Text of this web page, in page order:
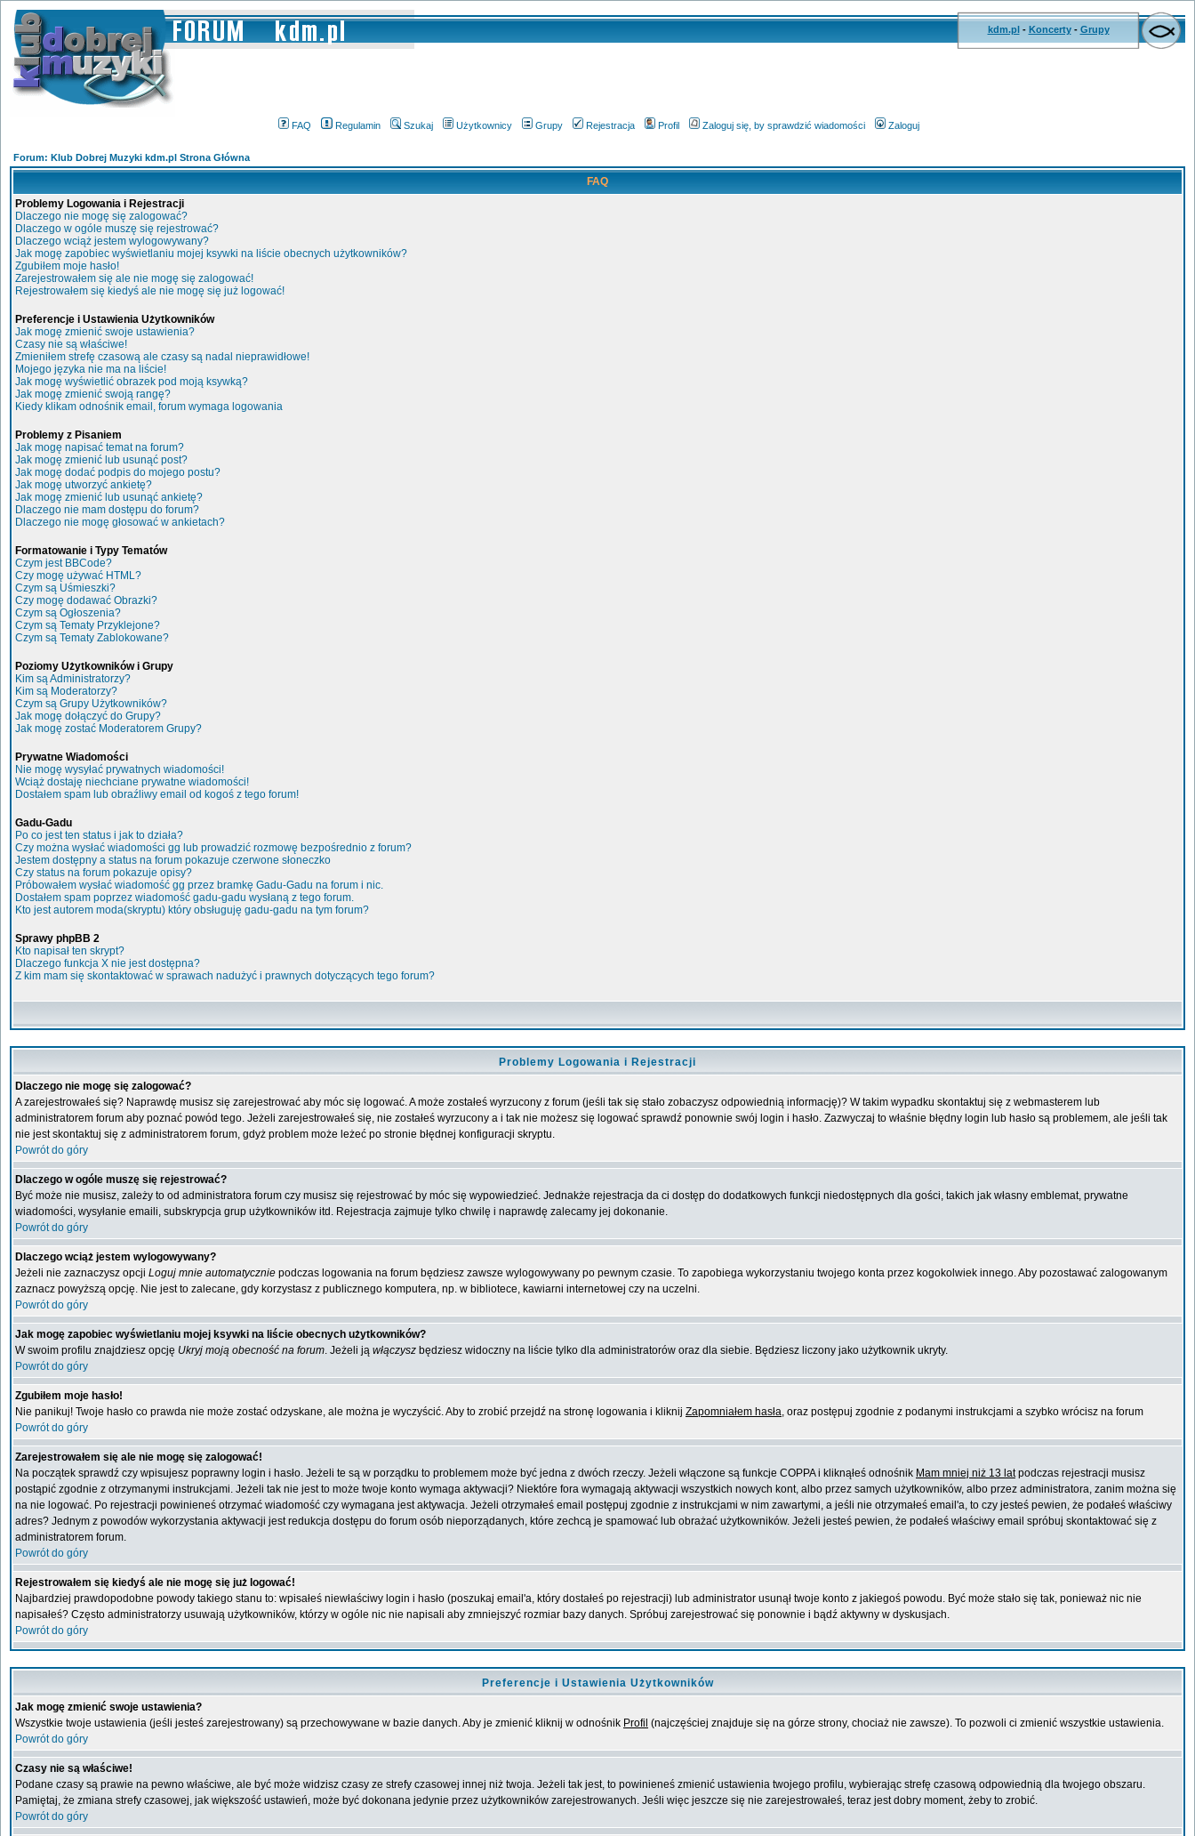
kdm.pl- Koncerty- Grupy
FAQ Regulamin Szukaj Użytkownicy Grupy Rejestracja Profil Zaloguj się, by sprawdzić wiadomości Zaloguj
Forum: Klub Dobrej Muzyki kdm.pl Strona Główna
FAQ
Problemy Logowania i Rejestracji
Dlaczego nie mogę się zalogować?
Dlaczego w ogóle muszę się rejestrować?
Dlaczego wciąż jestem wylogowywany?
Jak mogę zapobiec wyświetlaniu mojej ksywki na liście obecnych użytkowników?
Zgubiłem moje hasło!
Zarejestrowałem się ale nie mogę się zalogować!
Rejestrowałem się kiedyś ale nie mogę się już logować!
Preferencje i Ustawienia Użytkowników
Jak mogę zmienić swoje ustawienia?
Czasy nie są właściwe!
Zmieniłem strefę czasową ale czasy są nadal nieprawidłowe!
Mojego języka nie ma na liście!
Jak mogę wyświetlić obrazek pod moją ksywką?
Jak mogę zmienić swoją rangę?
Kiedy klikam odnośnik email, forum wymaga logowania
Problemy z Pisaniem
Jak mogę napisać temat na forum?
Jak mogę zmienić lub usunąć post?
Jak mogę dodać podpis do mojego postu?
Jak mogę utworzyć ankietę?
Jak mogę zmienić lub usunąć ankietę?
Dlaczego nie mam dostępu do forum?
Dlaczego nie mogę głosować w ankietach?
Formatowanie i Typy Tematów
Czym jest BBCode?
Czy mogę używać HTML?
Czym są Uśmieszki?
Czy mogę dodawać Obrazki?
Czym są Ogłoszenia?
Czym są Tematy Przyklejone?
Czym są Tematy Zablokowane?
Poziomy Użytkowników i Grupy
Kim są Administratorzy?
Kim są Moderatorzy?
Czym są Grupy Użytkowników?
Jak mogę dołączyć do Grupy?
Jak mogę zostać Moderatorem Grupy?
Prywatne Wiadomości
Nie mogę wysyłać prywatnych wiadomości!
Wciąż dostaję niechciane prywatne wiadomości!
Dostałem spam lub obraźliwy email od kogoś z tego forum!
Gadu-Gadu
Po co jest ten status i jak to działa?
Czy można wysłać wiadomości gg lub prowadzić rozmowę bezpośrednio z forum?
Jestem dostępny a status na forum pokazuje czerwone słoneczko
Czy status na forum pokazuje opisy?
Próbowałem wysłać wiadomość gg przez bramkę Gadu-Gadu na forum i nic.
Dostałem spam poprzez wiadomość gadu-gadu wysłaną z tego forum.
Kto jest autorem moda(skryptu) który obsługuję gadu-gadu na tym forum?
Sprawy phpBB 2
Kto napisał ten skrypt?
Dlaczego funkcja X nie jest dostępna?
Z kim mam się skontaktować w sprawach nadużyć i prawnych dotyczących tego forum?
Problemy Logowania i Rejestracji
Dlaczego nie mogę się zalogować?
A zarejestrowałeś się? Naprawdę musisz się zarejestrować aby móc się logować. A może zostałeś wyrzucony z forum (jeśli tak się stało zobaczysz odpowiednią informację)? W takim wypadku skontaktuj się z webmasterem lub
administratorem forum aby poznać powód tego. Jeżeli zarejestrowałeś się, nie zostałeś wyrzucony a i tak nie możesz się logować sprawdź ponownie swój login i hasło. Zazwyczaj to właśnie błędny login lub hasło są problemem, ale jeśli tak
nie jest skontaktuj się z administratorem forum, gdyż problem może leżeć po stronie błędnej konfiguracji skryptu.
Powrót do góry
Dlaczego w ogóle muszę się rejestrować?
Być może nie musisz, zależy to od administratora forum czy musisz się rejestrować by móc się wypowiedzieć. Jednakże rejestracja da ci dostęp do dodatkowych funkcji niedostępnych dla gości, takich jak własny emblemat, prywatne
wiadomości, wysyłanie emaili, subskrypcja grup użytkowników itd. Rejestracja zajmuje tylko chwilę i naprawdę zalecamy jej dokonanie.
Powrót do góry
Dlaczego wciąż jestem wylogowywany?
Jeżeli nie zaznaczysz opcji Loguj mnie automatycznie podczas logowania na forum będziesz zawsze wylogowywany po pewnym czasie. To zapobiega wykorzystaniu twojego konta przez kogokolwiek innego. Aby pozostawać zalogowanym
zaznacz powyższą opcję. Nie jest to zalecane, gdy korzystasz z publicznego komputera, np. w bibliotece, kawiarni internetowej czy na uczelni.
Powrót do góry
Jak mogę zapobiec wyświetlaniu mojej ksywki na liście obecnych użytkowników?
W swoim profilu znajdziesz opcję Ukryj moją obecność na forum. Jeżeli ją włączysz będziesz widoczny na liście tylko dla administratorów oraz dla siebie. Będziesz liczony jako użytkownik ukryty.
Powrót do góry
Zgubiłem moje hasło!
Nie panikuj! Twoje hasło co prawda nie może zostać odzyskane, ale można je wyczyścić. Aby to zrobić przejdź na stronę logowania i kliknij Zapomniałem hasła, oraz postępuj zgodnie z podanymi instrukcjami a szybko wrócisz na forum
Powrót do góry
Zarejestrowałem się ale nie mogę się zalogować!
Na początek sprawdź czy wpisujesz poprawny login i hasło. Jeżeli te są w porządku to problemem może być jedna z dwóch rzeczy. Jeżeli włączone są funkcje COPPA i kliknąłeś odnośnik Mam mniej niż 13 latpodczas rejestracji musisz
postąpić zgodnie z otrzymanymi instrukcjami. Jeżeli tak nie jest to może twoje konto wymaga aktywacji? Niektóre fora wymagają aktywacji wszystkich nowych kont, albo przez samych użytkowników, albo przez administratora, zanim można się
na nie logować. Po rejestracji powinieneś otrzymać wiadomość czy wymagana jest aktywacja. Jeżeli otrzymałeś email postępuj zgodnie z instrukcjami w nim zawartymi, a jeśli nie otrzymałeś email'a, to czy jesteś pewien, że podałeś właściwy
adres? Jednym z powodów wykorzystania aktywacji jest redukcja dostępu do forum osób nieporządanych, które zechcą je spamować lub obrażać użytkowników. Jeżeli jesteś pewien, że podałeś właściwy email spróbuj skontaktować się z
administratorem forum.
Powrót do góry
Rejestrowałem się kiedyś ale nie mogę się już logować!
Najbardziej prawdopodobne powody takiego stanu to: wpisałeś niewłaściwy login i hasło (poszukaj email'a, który dostałeś po rejestracji) lub administrator usunął twoje konto z jakiegoś powodu. Być może stało się tak, ponieważ nic nie
napisałeś? Często administratorzy usuwają użytkowników, którzy w ogóle nic nie napisali aby zmniejszyć rozmiar bazy danych. Spróbuj zarejestrować się ponownie i bądź aktywny w dyskusjach.
Powrót do góry
Preferencje i Ustawienia Użytkowników
Jak mogę zmienić swoje ustawienia?
Wszystkie twoje ustawienia (jeśli jesteś zarejestrowany) są przechowywane w bazie danych. Aby je zmienić kliknij w odnośnik Profil (najczęściej znajduje się na górze strony, chociaż nie zawsze). To pozwoli ci zmienić wszystkie ustawienia.
Powrót do góry
Czasy nie są właściwe!
Podane czasy są prawie na pewno właściwe, ale być może widzisz czasy ze strefy czasowej innej niż twoja. Jeżeli tak jest, to powinieneś zmienić ustawienia twojego profilu, wybierając strefę czasową odpowiednią dla twojego obszaru.
Pamiętaj, że zmiana strefy czasowej, jak większość ustawień, może być dokonana jedynie przez użytkowników zarejestrowanych. Jeśli więc jeszcze się nie zarejestrowałeś, teraz jest dobry moment, żeby to zrobić.
Powrót do góry